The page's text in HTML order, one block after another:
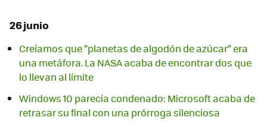
26 junio
Creíamos que “planetas de algodón de azúcar” era
una metáfora. La NASA acaba de encontrar dos que
lo llevan al límite
Windows 10 parecía condenado: Microsoft acaba de
retrasar su final con una prórroga silenciosa